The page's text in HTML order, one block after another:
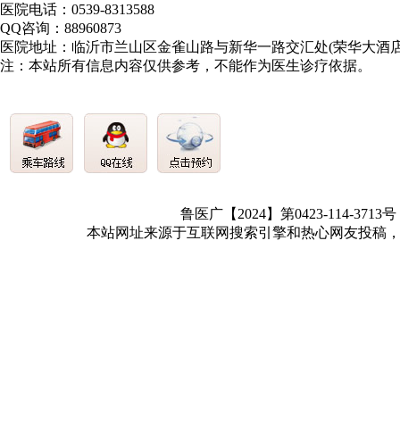
医院电话：0539-8313588
QQ咨询：88960873
医院地址：临沂市兰山区金雀山路与新华一路交汇处(荣华大酒
注：本站所有信息内容仅供参考，不能作为医生诊疗依据。
鲁医广【2024】第0423-114-3713
本站网址来源于互联网搜索引擎和热心网友投稿